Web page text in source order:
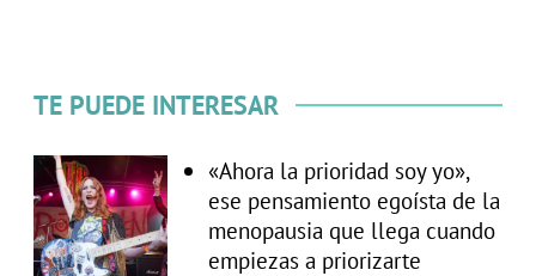
TE PUEDE INTERESAR
«Ahora la prioridad soy yo»,
ese pensamiento egoísta de la
menopausia que llega cuando
empiezas a priorizarte